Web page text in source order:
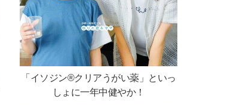
「イソジン®クリアうがい薬」といっ
しょに一年中健やか！